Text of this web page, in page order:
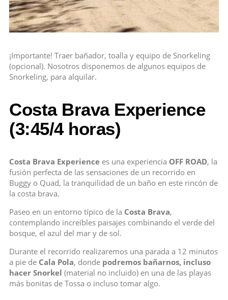
¡Importante! Traer bañador, toalla y equipo de Snorkeling
(opcional). Nosotros disponemos de algunos equipos de
Snorkeling, para alquilar.
Costa Brava Experience
(3:45/4 horas)
Costa Brava Experience es una experiencia OFF ROAD, la
fusión perfecta de las sensaciones de un recorrido en
Buggy o Quad, la tranquilidad de un baño en este rincón de
la costa brava.
Paseo en un entorno típico de la Costa Brava,
contemplando increíbles paisajes combinando el verde del
bosque, el azul del mar y de sol.
Durante el recorrido realizaremos una parada a 12 minutos
a pie de Cala Pola, donde podremos bañarnos, incluso
hacer Snorkel (material no incluido) en una de las playas
más bonitas de Tossa o incluso tomar algo.